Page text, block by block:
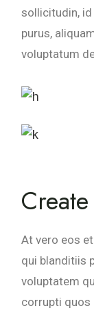
sollicitudin,
purus,
voluptatum
At vero eos
qui blanditiis
voluptatem
corrupti